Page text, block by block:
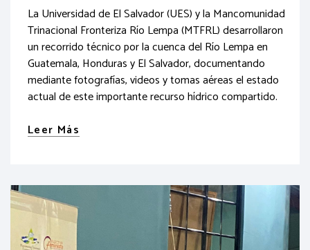
La Universidad de El Salvador (UES) y la Mancomunidad
Trinacional Fronteriza Río Lempa (MTFRL) desarrollaron
un recorrido técnico por la cuenca del Río Lempa en
Guatemala, Honduras y El Salvador, documentando
mediante fotografías, videos y tomas aéreas el estado
actual de este importante recurso hídrico compartido.
Leer Más